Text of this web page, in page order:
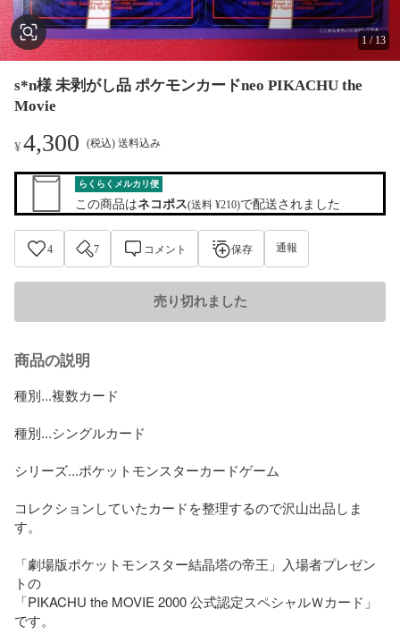
1/13
s*n様 未剥がし品 ポケモンカードneo PIKACHU the
Movie
¥4,300 (税込) 送料込み
らくらくメルカリ便
この商品はネコポス(送料 ¥210)で配送されました
4 7 コメント 保存 通報
売り切れました
商品の説明
種別...複数カード
種別...シングルカード
シリーズ...ポケットモンスターカードゲーム
コレクションしていたカードを整理するので沢山出品しま
す。
「劇場版ポケットモンスター結晶塔の帝王」入場者プレゼン
トの
「PIKACHU the MOVIE 2000 公式認定スペシャルＷカード」
です。